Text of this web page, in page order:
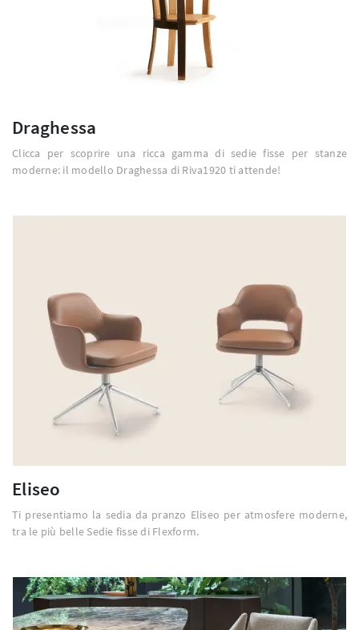
Draghessa
Clicca per scoprire una ricca gamma di sedie fisse per stanze
moderne: il modello Draghessa di Riva1920 ti attende!
Eliseo
Ti presentiamo la sedia da pranzo Eliseo per atmosfere moderne,
tra le più belle Sedie fisse di Flexform.